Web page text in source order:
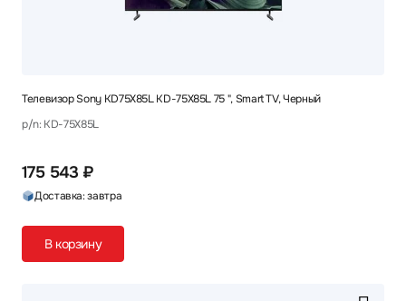
Телевизор Sony KD75X85L KD-75X85L 75 ", Smart TV, Черный
p/n: KD-75X85L
175 543 ₽
Доставка: завтра
В корзину